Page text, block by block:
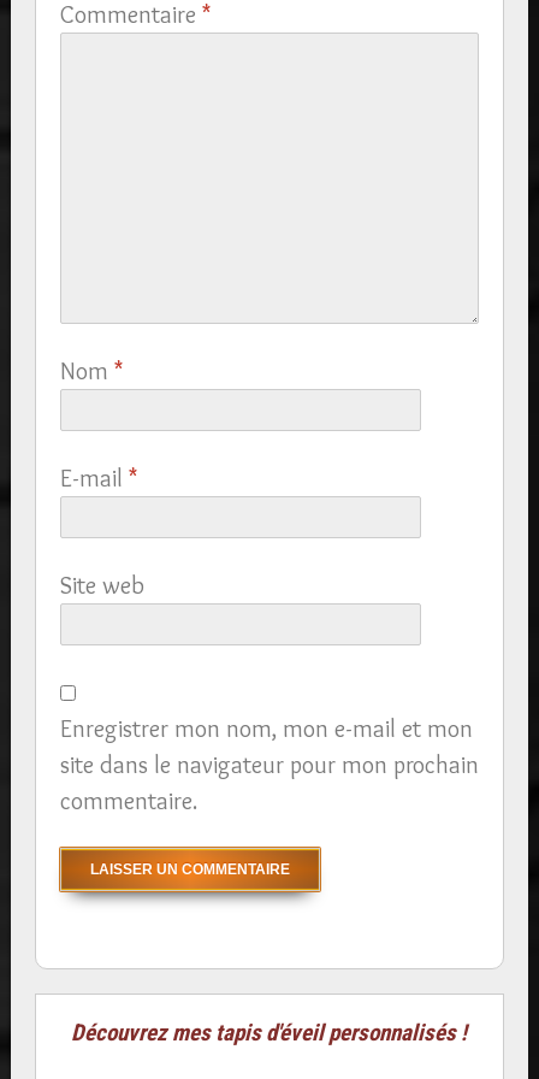
Commentaire *
Nom *
E-mail *
Site web
Enregistrer mon nom, mon e-mail et mon
site dans le navigateur pour mon prochain
commentaire.
Découvrez mes tapis d'éveil personnalisés !